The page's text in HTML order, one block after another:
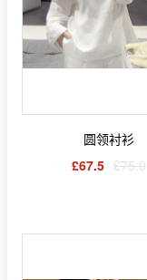
圆领衬衫
£67.5 £75.0